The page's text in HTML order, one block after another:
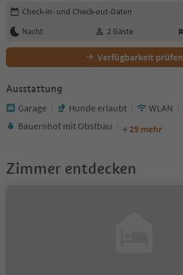
Buchungsdetails bearbeiten
Check-in- und Check-out-Daten
Nacht
2 Gäste
Verfügbarkeit prüfen
Ausstattung
Garage Hunde erlaubt WLAN
Bauernhof mit Obstbau
+ 25 mehr
Zimmer entdecken